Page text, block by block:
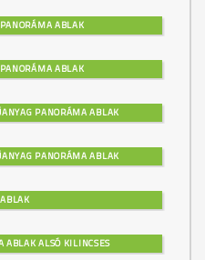
ABLAK
ABLAK
PANORÁMA ABLAK
PANORÁMA ABLAK
ALSÓ KILINCSES